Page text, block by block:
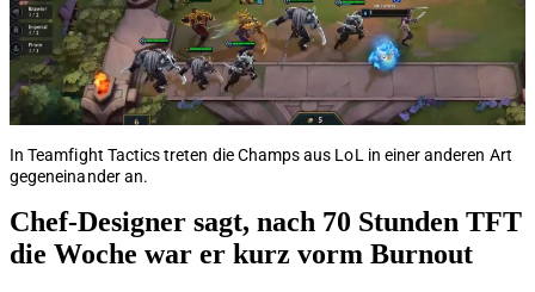
In Teamfight Tactics treten die Champs aus LoL in einer anderen Art
gegeneinander an.
Chef-Designer sagt, nach 70 Stunden TFT
die Woche war er kurz vorm Burnout